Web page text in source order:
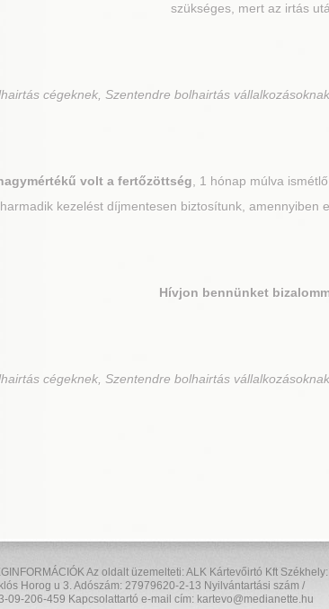
szükséges, mert az irtás
cégeknek, Szentendre bolhairtás
volt a fertőzöttség , 1 hónap múlva
kezelést díjmentesen biztosítunk,
Hívjon bennünket
cégeknek, Szentendre bolhairtás
Az oldalt üzemelteti: ALK Kártevőirtó Kft Székhely:
Horog u 3. Adószám: 27979620-2-13 Nyilvántartási szám /
09-206-459 Kapcsolattartó e-mail cím: kartevo@medianette.hu